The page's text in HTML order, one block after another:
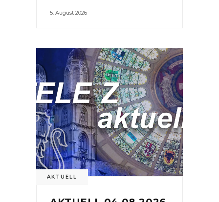
5. August 2026
AKTUELL